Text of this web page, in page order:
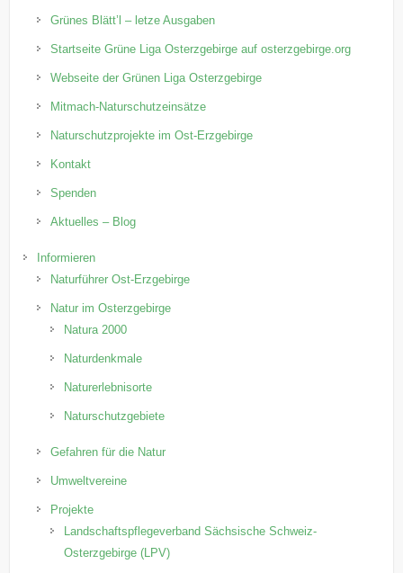
Grünes Blätt’l – letze Ausgaben
Startseite Grüne Liga Osterzgebirge auf osterzgebirge.org
Webseite der Grünen Liga Osterzgebirge
Mitmach-Naturschutzeinsätze
Naturschutzprojekte im Ost-Erzgebirge
Kontakt
Spenden
Aktuelles – Blog
Informieren
Naturführer Ost-Erzgebirge
Natur im Osterzgebirge
Natura 2000
Naturdenkmale
Naturerlebnisorte
Naturschutzgebiete
Gefahren für die Natur
Umweltvereine
Projekte
Landschaftspflegeverband Sächsische Schweiz-
Osterzgebirge (LPV)